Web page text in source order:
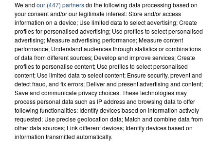
23 juillet 2026
INCENDIE MORTEL À LENS : UNE FEMME ET
SON BÉBÉ ENTRE LA VIE ET LA...
Un homme s'est immolé par le feu après avoir
aspergé sa compagne et leur bébé de trois mois
d'un liquide inflammable.
We and our (447) partnersdo the following data processing based on
your consent and/or our legitimate interest: Store and/or access
information on a device; Use limited data to select advertising; Create
profiles for personalised advertising; Use profiles to select personalised
advertising; Measure advertising performance; Measure content
performance; Understand audiences through statistics or combinations
of data from different sources; Develop and improve services; Create
profiles to personalise content; Use profiles to select personalised
content; Use limited data to select content; Ensure security, prevent and
detect fraud, and fix errors; Deliver and present advertising and content;
Save and communicate privacy choices. These technologies may
process personal data such as IP address and browsing data to offer
following functionalities: Identify devices based on information actively
requested; Use precise geolocation data; Match and combine data from
other data sources; Link different devices; Identify devices based on
information transmitted automatically.